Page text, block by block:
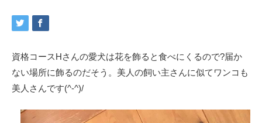
資格コースHさんの愛犬は花を飾ると食べにくるので?届か
ない場所に飾るのだそう。美人の飼い主さんに似てワンコも
美人さんです(^-^)/